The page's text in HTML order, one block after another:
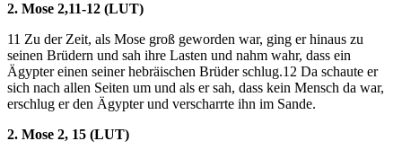
2. Mose 2,11-12 (LUT)
11 Zu der Zeit, als Mose groß geworden war, ging er hinaus zu
seinen Brüdern und sah ihre Lasten und nahm wahr, dass ein
Ägypter einen seiner hebräischen Brüder schlug.12 Da schaute er
sich nach allen Seiten um und als er sah, dass kein Mensch da war,
erschlug er den Ägypter und verscharrte ihn im Sande.
2. Mose 2, 15 (LUT)